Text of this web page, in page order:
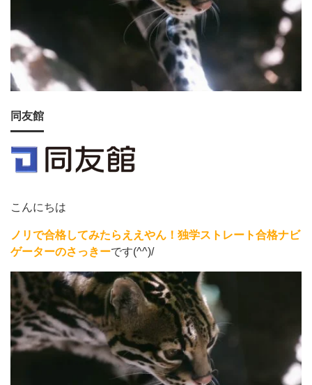
同友館
こんにちは
ノリで合格してみたらええやん！独学ストレート合格ナビ
ゲーターのさっきーです(^^)/